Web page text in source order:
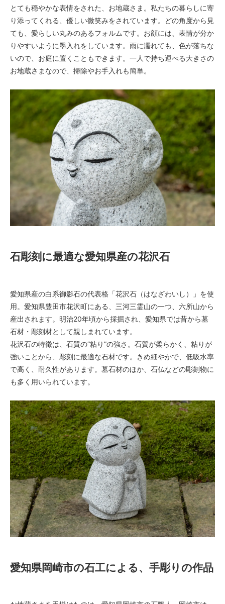
とても穏やかな表情をされた、お地蔵さま。私たちの暮らしに寄
り添ってくれる、優しい微笑みをされています。どの角度から見
ても、愛らしい丸みのあるフォルムです。お顔には、表情が分か
りやすいように墨入れをしています。雨に濡れても、色が落ちな
いので、お庭に置くこともできます。一人で持ち運べる大きさの
お地蔵さまなので、掃除やお手入れも簡単。
石彫刻に最適な愛知県産の花沢石
愛知県産の白系御影石の代表格「花沢石（はなざわいし）」を使
用。愛知県豊田市花沢町にある、三河三霊山の一つ、六所山から
産出されます。明治20年頃から採掘され、愛知県では昔から墓
石材・彫刻材として親しまれています。
花沢石の特徴は、石質の“粘り”の強さ。石質が柔らかく、粘りが
強いことから、彫刻に最適な石材です。きめ細やかで、低吸水率
で高く、耐久性があります。墓石材のほか、石仏などの彫刻物に
も多く用いられています。
愛知県岡崎市の石工による、手彫りの作品